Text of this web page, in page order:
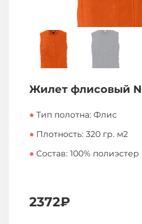
Жилет флисовый
● Тип полотна: Флис
● Плотность: 320 гр. м2
● Состав: 100% полиэстер
2372₽